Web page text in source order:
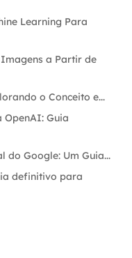
Learning Para
a Partir de
o Conceito e...
OpenAI: Guia
Google: Um Guia...
definitivo para